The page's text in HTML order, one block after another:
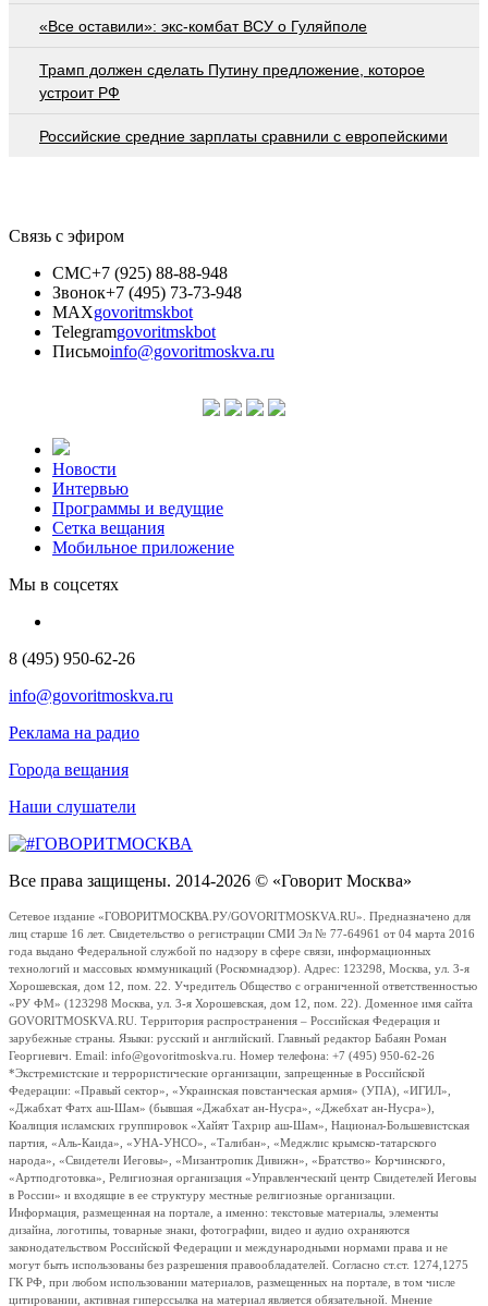
«Все оставили»: экс-комбат ВСУ о Гуляйполе
Трамп должен сделать Путину предложение, которое
устроит РФ
Российские средние зарплаты сравнили с европейскими
Связь с эфиром
СМС+7 (925) 88-88-948
Звонок+7 (495) 73-73-948
MAXgovoritmskbot
Telegramgovoritmskbot
Письмоinfo@govoritmoskva.ru
Новости
Интервью
Программы и ведущие
Сетка вещания
Мобильное приложение
Мы в соцсетях
8 (495) 950-62-26
info@govoritmoskva.ru
Реклама на радио
Города вещания
Наши слушатели
Все права защищены. 2014-2026 © «Говорит Москва»
Сетевое издание «ГОВОРИТМОСКВА.РУ/GOVORITMOSKVA.RU». Предназначено для
лиц старше 16 лет. Свидетельство о регистрации СМИ Эл № 77-64961 от 04 марта 2016
года выдано Федеральной службой по надзору в сфере связи, информационных
технологий и массовых коммуникаций (Роскомнадзор). Адрес: 123298, Москва, ул. 3-я
Хорошевская, дом 12, пом. 22. Учредитель Общество с ограниченной ответственностью
«РУ ФМ» (123298 Москва, ул. 3-я Хорошевская, дом 12, пом. 22). Доменное имя сайта
GOVORITMOSKVA.RU. Территория распространения – Российская Федерация и
зарубежные страны. Языки: русский и английский. Главный редактор Бабаян Роман
Георгиевич. Email: info@govoritmoskva.ru. Номер телефона: +7 (495) 950-62-26
*Экстремистские и террористические организации, запрещенные в Российской
Федерации: «Правый сектор», «Украинская повстанческая армия» (УПА), «ИГИЛ»,
«Джабхат Фатх аш-Шам» (бывшая «Джабхат ан-Нусра», «Джебхат ан-Нусра»),
Коалиция исламских группировок «Хайят Тахрир аш-Шам», Национал-Большевистская
партия, «Аль-Каида», «УНА-УНСО», «Талибан», «Меджлис крымско-татарского
народа», «Свидетели Иеговы», «Мизантропик Дивижн», «Братство» Корчинского,
«Артподготовка», Религиозная организация «Управленческий центр Свидетелей Иеговы
в России» и входящие в ее структуру местные религиозные организации.
Информация, размещенная на портале, а именно: текстовые материалы, элементы
дизайна, логотипы, товарные знаки, фотографии, видео и аудио охраняются
законодательством Российской Федерации и международными нормами права и не
могут быть использованы без разрешения правообладателей. Согласно ст.ст. 1274,1275
ГК РФ, при любом использовании материалов, размещенных на портале, в том числе
цитировании, активная гиперссылка на материал является обязательной. Мнение